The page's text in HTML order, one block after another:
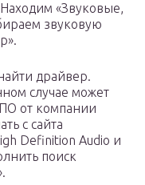
Находим «Звуковые,
звуковую
драйвер.
случае может
от компании
с сайта
Definition Audio и
поиск